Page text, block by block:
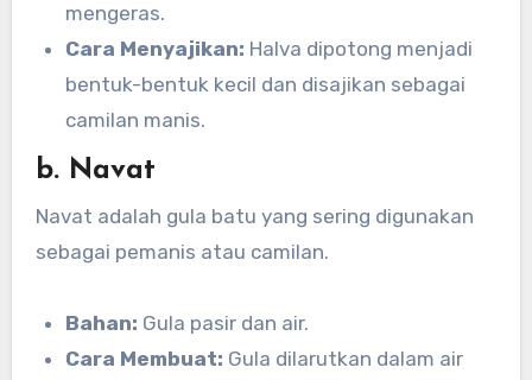
mengeras.
Cara Menyajikan: Halva dipotong menjadi
bentuk-bentuk kecil dan disajikan sebagai
camilan manis.
b. Navat
Navat adalah gula batu yang sering digunakan
sebagai pemanis atau camilan.
Bahan: Gula pasir dan air.
Cara Membuat: Gula dilarutkan dalam air